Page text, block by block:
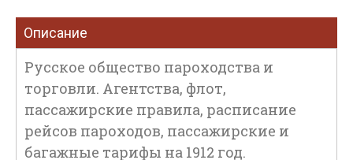
Описание
Русское общество пароходства и
торговли. Агентства, флот,
пассажирские правила, расписание
рейсов пароходов, пассажирские и
багажные тарифы на 1912 год.